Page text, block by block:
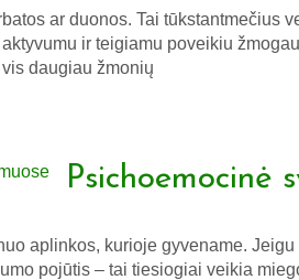
ar duonos. Tai tūkstantmečius
ir teigiamu poveikiu
daugiau žmonių
Psichoemocinė
aplinkos, kurioje gyvename.
pojūtis – tai tiesiogiai veikia